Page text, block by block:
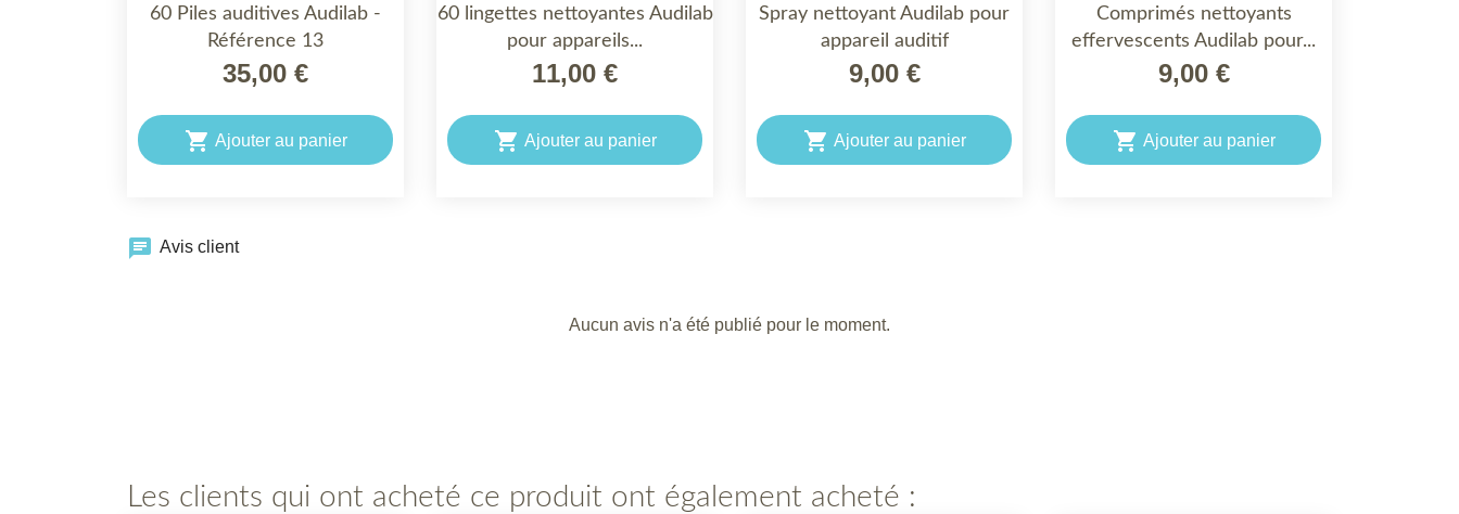
APERÇU RAPIDE
60 Piles auditives Audilab -
Référence 13
35,00 €
 Ajouter au panier
APERÇU RAPIDE
60 lingettes nettoyantes Audilab
pour appareils...
11,00 €
 Ajouter au panier
APERÇU RAPIDE
Spray nettoyant Audilab pour
appareil auditif
9,00 €
 Ajouter au panier
APERÇU RAPIDE
Comprimés nettoyants
effervescents Audilab pour...
9,00 €
 Ajouter au panier
chat Avis client
Aucun avis n'a été publié pour le moment.
Les clients qui ont acheté ce produit ont également acheté :